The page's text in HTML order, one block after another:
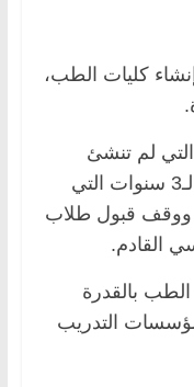
كليات الطب،
التي لم تنشئ
مستشفيات جامعية وانتهاء مهلة الـ3 سنوات التي
ووقف قبول طلاب
القادم.
الطب بالقدرة
التدريب